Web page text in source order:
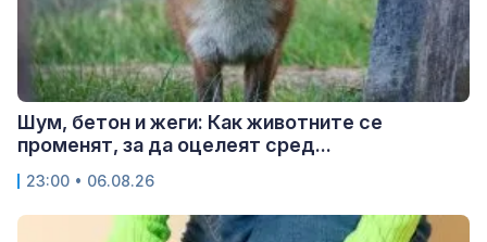
Шум, бетон и жеги: Как животните се
променят, за да оцелеят сред...
23:00 • 06.08.26